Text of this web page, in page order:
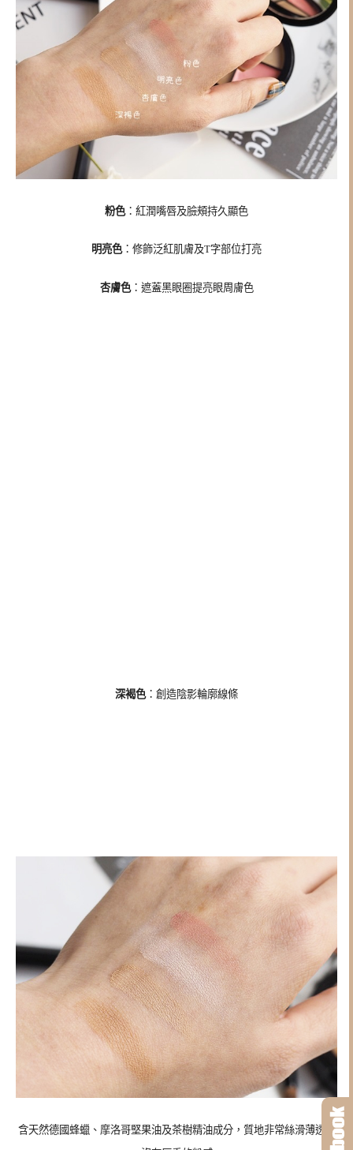
粉色：紅潤嘴唇及臉頰持久顯色
明亮色：修飾泛紅肌膚及T字部位打亮
杏膚色：遮蓋黑眼圈提亮眼周膚色
深褐色：創造陰影輪廓線條
含天然德國蜂蠟、摩洛哥堅果油及茶樹精油成分，質地非常絲滑薄透，